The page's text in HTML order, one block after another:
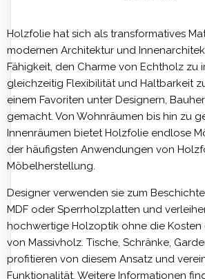
Holzfolie hat sich als transformatives
modernen Architektur und
Fähigkeit, den Charme von Echtholz zu
gleichzeitig Flexibilität und Haltbarkeit
einem Favoriten unter Designern,
gemacht. Von Wohnräumen bis hin zu
Innenräumen bietet Holzfolie endlose
der häufigsten Anwendungen von
Möbelherstellung.
Designer verwenden sie zum
MDF oder Sperrholzplatten und
hochwertige Holzoptik ohne die Kosten
von Massivholz. Tische, Schränke,
profitieren von diesem Ansatz und
Funktionalität. Weitere Informationen